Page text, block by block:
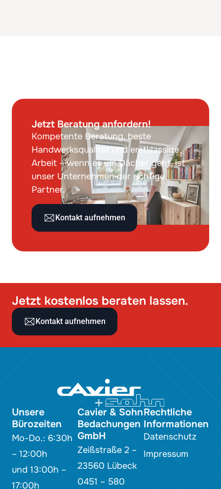
Jetzt Beratung anfordern!
Kompetente Beratung, beste
Handwerksqualität und erstklassige
Arbeit – wenn es um Dächer geht, ist
unser Unternehmen der richtige
Partner.
Kontakt aufnehmen
Jetzt kostenlos beraten lassen.
Kontakt aufnehmen
Unsere
Bürozeiten
Mo-Do.: 6:30h
– 12:00h
und 13:00h –
17:00h
Cavier & Sohn
Bedachungen
GmbH
Zeißstraße 2 –
23560 Lübeck
0451 – 580
Rechtliche
Informationen
Datenschutz
Impressum